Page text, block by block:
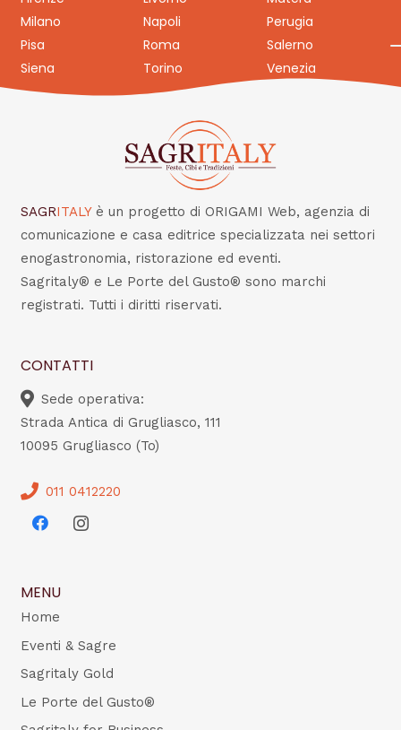
Milano
Napoli
Perugia
Pisa
Roma
Salerno
Siena
Torino Venezia
SAGRITALY è un progetto di ORIGAMI Web, agenzia di
comunicazione e casa editrice specializzata nei settori
enogastronomia, ristorazione ed eventi.
Sagritaly® e Le Porte del Gusto® sono marchi
registrati. Tutti i diritti riservati.
CONTATTI
Sede operativa:
Strada Antica di Grugliasco, 111
10095 Grugliasco (To)
011 0412220
MENU
Home
Eventi & Sagre
Sagritaly Gold
Le Porte del Gusto®